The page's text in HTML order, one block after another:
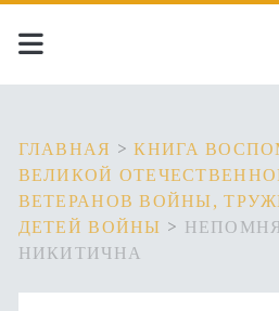
ГЛАВНАЯ >КНИГА
ВЕЛИКОЙ
ВЕТЕРАНОВ ВОЙНЫ,
ДЕТЕЙ ВОЙНЫ >
НИКИТИЧНА